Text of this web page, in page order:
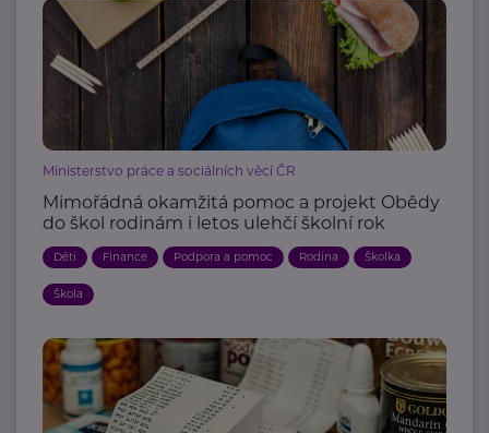
Ministerstvo práce a sociálních věcí ČR
Mimořádná okamžitá pomoc a projekt Obědy
do škol rodinám i letos ulehčí školní rok
Děti Finance Podpora a pomoc Rodina Školka
Škola